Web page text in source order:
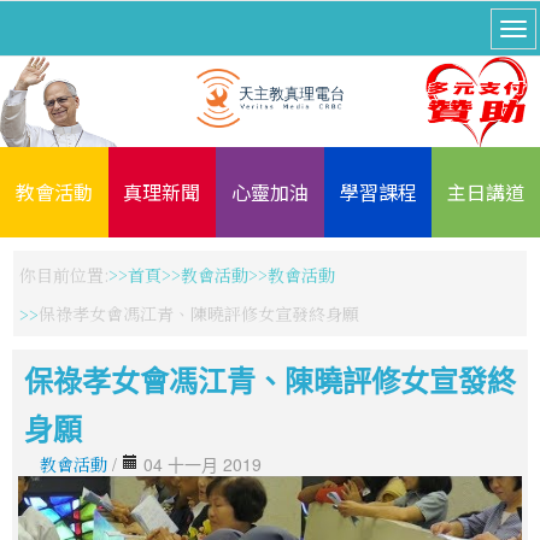
教會活動 真理新聞 心靈加油 學習課程 主日講道
你目前位置: 首頁 教會活動
教會活動
保祿孝女會馮江青、陳曉評修女宣發終身願
保祿孝女會馮江青、陳曉評修女宣發終
身願
教會活動 / 04 十一月 2019